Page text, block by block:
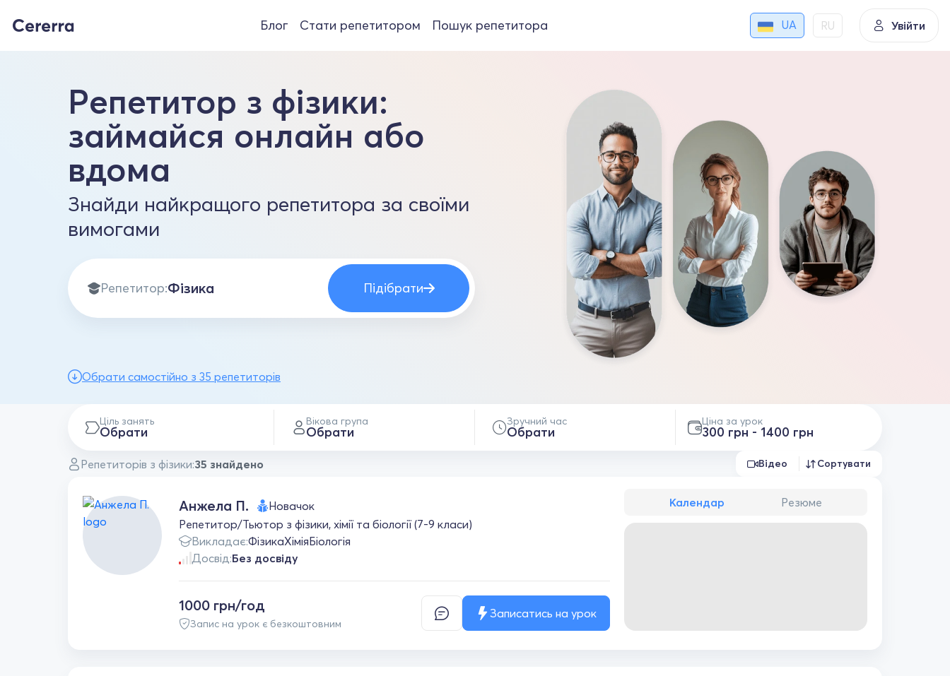
Блог Стати репетитором Пошук репетитора UA RU Увійти
Репетитор з фізики:
займайся онлайн або
вдома
Знайди найкращого репетитора за своїми
вимогами
Репетитор: Підібрати
Обрати самостійно з 35 репетиторів
Ціль занять
Обрати
Вікова група
Обрати
Зручний час
Обрати
Ціна за урок
300 грн - 1400 грн
Репетиторів з фізики:35 знайдено Відео Сортувати
Анжела П.
Новачок
Репетитор/Тьютор з фізики, хімії та біології (7-9 класи)
Викладає:ФізикаХіміяБіологія
Досвід:Без досвіду
1000 грн/год
Запис на урок є безкоштовним
Записатись на урок
Календар Резюме